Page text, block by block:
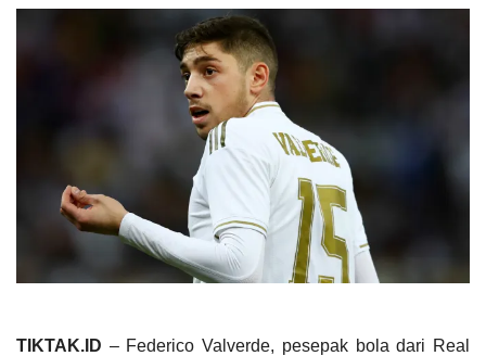
TIKTAK.ID – Federico Valverde, pesepak bola dari Real